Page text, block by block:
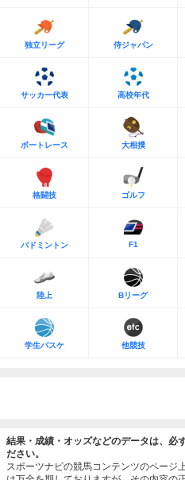
独立リーグ 侍ジャパン
サッカー代表 高校年代
ボートレース 大相撲
格闘技 ゴルフ
バドミントン F1
陸上 Bリーグ
学生バスケ 他競技
結果・成績・オッズなどのデータは、必
ださい。
スポーツナビの競馬コンテンツのページ